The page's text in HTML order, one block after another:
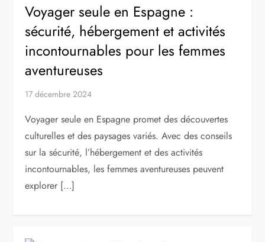
Voyager seule en Espagne :
sécurité, hébergement et activités
incontournables pour les femmes
aventureuses
17 décembre 2024
Voyager seule en Espagne promet des découvertes
culturelles et des paysages variés. Avec des conseils
sur la sécurité, l’hébergement et des activités
incontournables, les femmes aventureuses peuvent
explorer […]